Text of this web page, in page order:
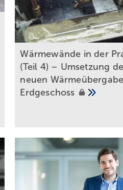
Wärmewände in der
(Teil 4) – Umsetzung
neuen
Erdgeschoss